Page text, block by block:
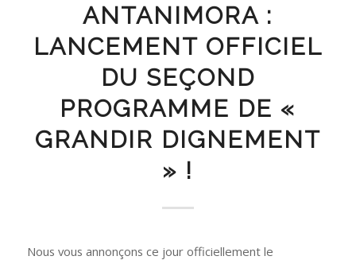
ANTANIMORA :
LANCEMENT OFFICIEL
DU SEÇOND
PROGRAMME DE «
GRANDIR DIGNEMENT
» !
Nous vous annonçons ce jour officiellement le